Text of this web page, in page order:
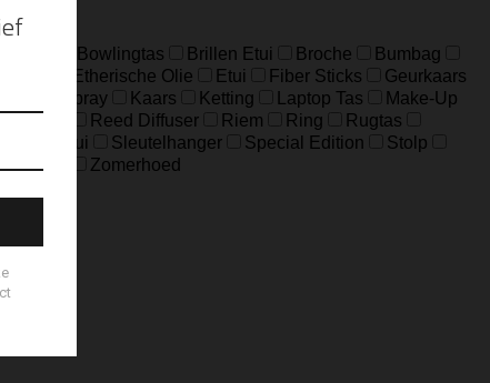
Bowlingtas Brillen Etui Broche
Bumbag
Etherische Olie Etui Fiber Sticks
Geurkaars
Home-Spray Kaars Ketting Laptop Tas
Make-Up
Reed Diffuser Riem Ring
Rugtas
Sleuteletui Sleutelhanger Special Edition
Stolp
Zeep
Zomerhoed